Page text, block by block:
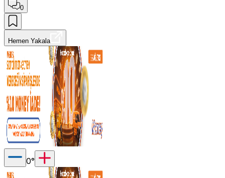
0
Hemen Yakala
0°